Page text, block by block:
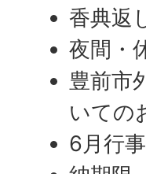
香典返
夜間・
豊前市
いての
6月行